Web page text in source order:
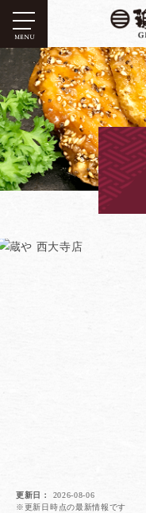
MENU
更新日
2026-08-06
※更新日時点の最新情報です